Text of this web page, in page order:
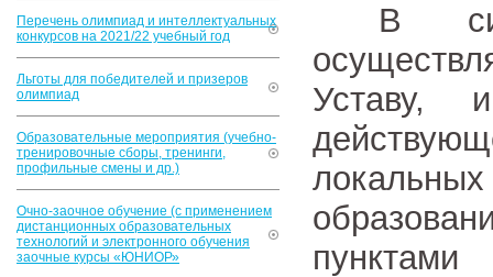
Перечень олимпиад и интеллектуальных
конкурсов на 2021/22 учебный год
Льготы для победителей и призеров
олимпиад
Образовательные мероприятия (учебно-
тренировочные сборы, тренинги,
профильные смены и др.)
Очно-заочное обучение (с применением
дистанционных образовательных
технологий и электронного обучения
заочные курсы «ЮНИОР»
В силу
Уставу,